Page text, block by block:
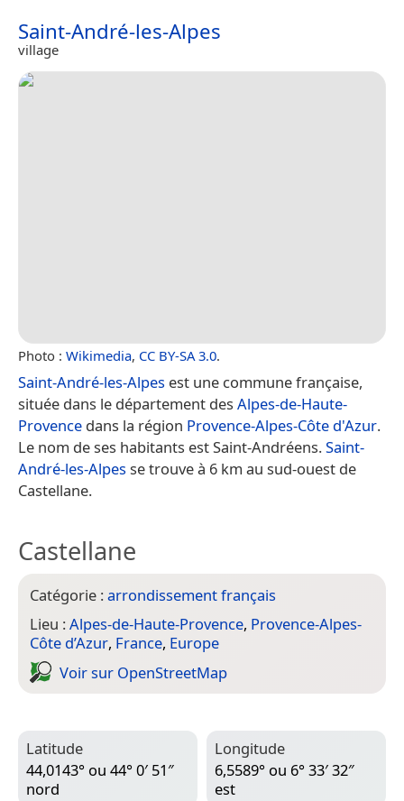
Saint-André-les-Alpes
village
Photo : Wikimedia, CC BY-SA 3.0.
Saint-André-les-Alpes est une commune française,
située dans le département des Alpes-de-Haute-
Provence dans la région Provence-Alpes-Côte d'Azur.
Le nom de ses habitants est Saint-Andréens.Saint-
André-les-Alpesse trouve à 6 km au sud-ouest de
Castellane.
Castellane
Catégorie :arrondissement français
Lieu :Alpes-de-Haute-Provence, Provence-Alpes-
Côte d’Azur, France, Europe
Voir sur Open­Street­Map
Latitude
44,0143° ou 44° 0′ 51″
nord
Longitude
6,5589° ou 6° 33′ 32″
est